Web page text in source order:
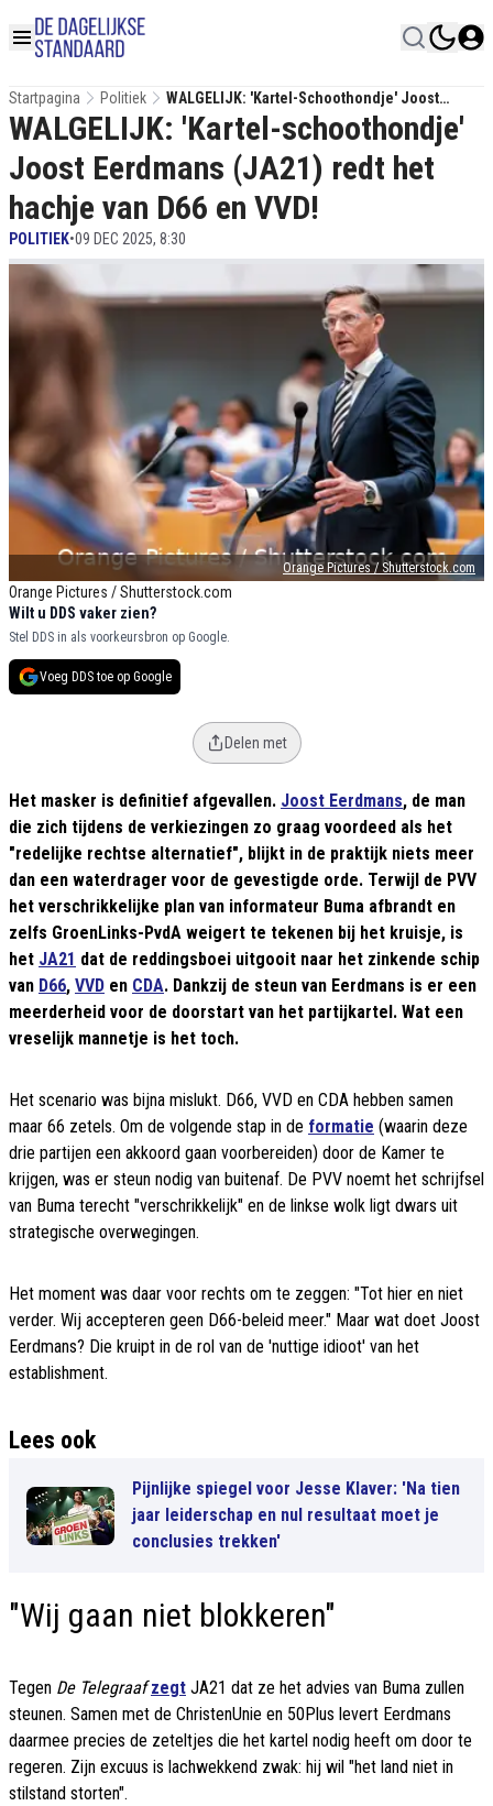
Startpagina Politiek
WALGELIJK: 'Kartel-Schoothondje' Joost
Eerdmans (JA21) Redt Het Hachje Van D66 En
VVD!
Orange Pictures / Shutterstock.com
Orange Pictures / Shutterstock.com
WALGELIJK: 'Kartel-schoothondje'
Joost Eerdmans (JA21) redt het
hachje van D66 en VVD!
POLITIEK•09 DEC 2025, 8:30
Wilt u DDS vaker zien?
Stel DDS in als voorkeursbron op Google.
Voeg DDS toe op Google
Delen met
Het masker is definitief afgevallen. Joost Eerdmans, de man
die zich tijdens de verkiezingen zo graag voordeed als het
"redelijke rechtse alternatief", blijkt in de praktijk niets meer
dan een waterdrager voor de gevestigde orde. Terwijl de PVV
het verschrikkelijke plan van informateur Buma afbrandt en
zelfs GroenLinks-PvdA weigert te tekenen bij het kruisje, is
het JA21 dat de reddingsboei uitgooit naar het zinkende schip
van D66, VVD en CDA. Dankzij de steun van Eerdmans is er een
meerderheid voor de doorstart van het partijkartel. Wat een
vreselijk mannetje is het toch.
Het scenario was bijna mislukt. D66, VVD en CDA hebben samen
maar 66 zetels. Om de volgende stap in de formatie (waarin deze
drie partijen een akkoord gaan voorbereiden) door de Kamer te
krijgen, was er steun nodig van buitenaf. De PVV noemt het schrijfsel
van Buma terecht "verschrikkelijk" en de linkse wolk ligt dwars uit
strategische overwegingen.
Het moment was daar voor rechts om te zeggen: "Tot hier en niet
verder. Wij accepteren geen D66-beleid meer." Maar wat doet Joost
Eerdmans? Die kruipt in de rol van de 'nuttige idioot' van het
establishment.
Lees ook
Pijnlijke spiegel voor Jesse Klaver: 'Na tien
jaar leiderschap en nul resultaat moet je
conclusies trekken'
"Wij gaan niet blokkeren"
Tegen De Telegraaf zegt JA21 dat ze het advies van Buma zullen
steunen. Samen met de ChristenUnie en 50Plus levert Eerdmans
daarmee precies de zeteltjes die het kartel nodig heeft om door te
regeren. Zijn excuus is lachwekkend zwak: hij wil "het land niet in
stilstand storten".